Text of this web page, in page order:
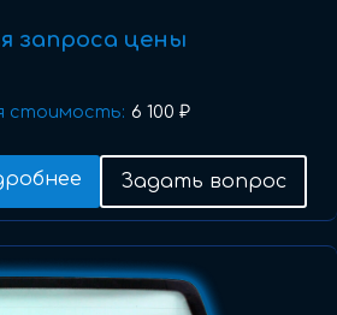
запроса цены
стоимость: 6 100 ₽
Задать вопрос